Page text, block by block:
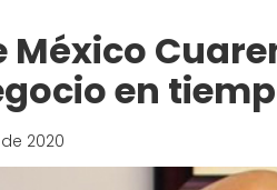
México
en
2020